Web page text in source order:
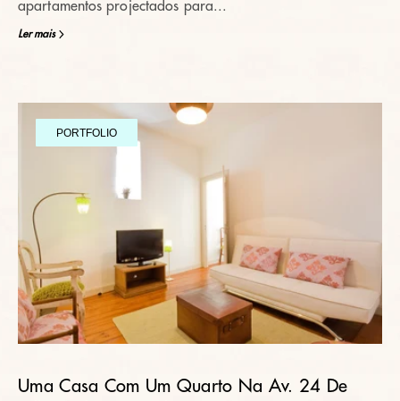
apartamentos projectados para...
Ler mais
Uma Casa Com Um Quarto Na Av. 24 De
PORTFOLIO